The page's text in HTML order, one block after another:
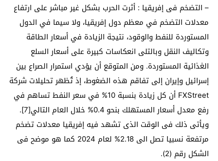
– التضخم فى إفريقيا : أثرت الحرب بشكل غير مباشر على ارتفاع
معدلات التضخم في معظم دول إفريقيا، ولا سيما في الدول
المستوردة للنفط والوقود، نتيجة الزيادة في أسعار الطاقة
وتكاليف النقل وبالتلى انعكاسات كبيرة على أسعار السلع
الغذائية المستوردة. ومن المتوقع أن يؤدي استمرار الصراع بين
إسرائيل وإيران إلى تفاقم هذه الضغوط، إذ تُظهر تحليلات شركة
FXStreet أن كل زيادة بنسبة 10% في سعر النفط تساهم في
رفع معدل أسعار المستهلك بنحو 0.4% خلال العام التالي[7].
ويأتى ذلك فى الوقت الذى تشهد فيه إفريقيا معدلات تضخم
مرتفعة نسبيا تصل الى 2.18% لعام 2024 كما هو موضح فى
الشكل رقم (2).